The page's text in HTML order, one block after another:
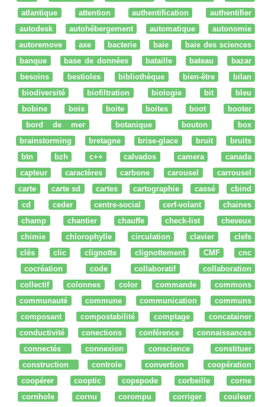
atlantique
attention authentification
authentifier
autodesk
autohébergement automatique
autonomie
autoremove
axe bacterie baie
baie des sciences
banque
base de données bataille bateau
bazar
besoins
bestioles bibliothèque bien-être
bilan
biodiversité
biofiltration biologie bit
bleu
bobine
bois boite boites boot
booter
bord de mer
botanique bouton
box
brainstorming
bretagne brise-glace bruit
bruits
btn
bzh c++ calvados camera
canada
capteur
caractères carbone carousel
carrousel
carte
carte sd cartes cartographie cassé
cbind
cd
ceder centre-social cerf-volant
chaines
champ
chantier chauffe check-list
cheveux
chimie
chlorophylle circulation clavier
clefs
clés
clic clignotte clignottement CMF
cnc
cocréation
code collaboratif
collaboration
collectif
colonnes color commande
commons
communauté
commune communication
communs
composant
compostabilité comptage
concatainer
conductivité
conections conférence
connaissances
connectés
connexion conscience
constituer
construction
controle convertion
coopération
coopérer
cooptic copepode corbeille
corne
cornhole
cornu corompu corriger
couleur